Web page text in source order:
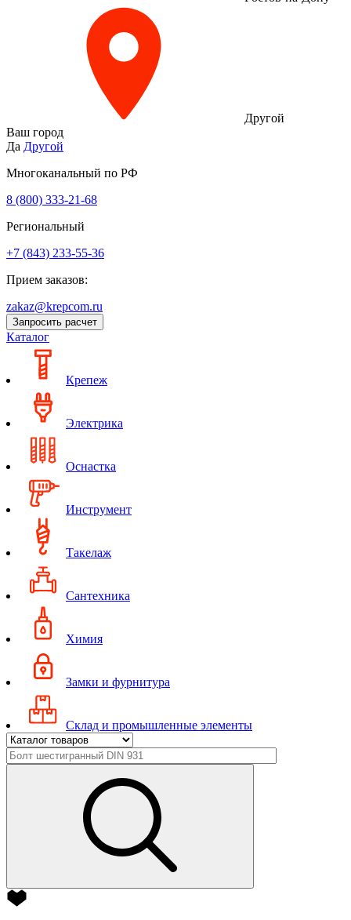
Другой
Ваш город
Да Другой
Многоканальный по РФ
8 (800) 333‑21-68
Региональный
+7 (843) 233-55-36
Прием заказов:
zakaz@krepcom.ru
Запросить расчет
Каталог
Крепеж
Электрика
Оснастка
Инструмент
Такелаж
Сантехника
Химия
Замки и фурнитура
Склад и промышленные элементы